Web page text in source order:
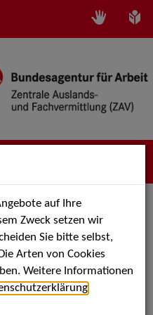
als PDF speichern
auf Ihre
Zweck setzen wir
Sie bitte selbst,
Arten von Cookies
Weitere Informationen